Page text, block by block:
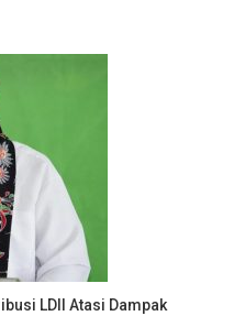
LDII Atasi Dampak